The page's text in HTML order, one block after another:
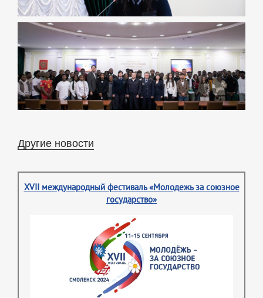
Другие новости
XVII международный фестиваль «Молодежь за союзное
государство»